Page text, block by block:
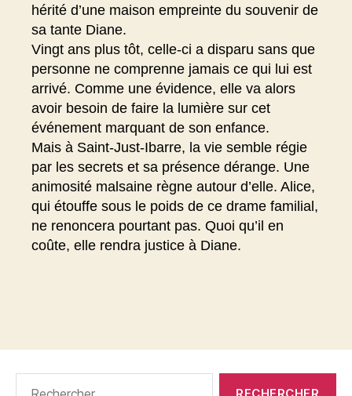
hérité d’une maison empreinte du souvenir de
sa tante Diane.
Vingt ans plus tôt, celle-ci a disparu sans que
personne ne comprenne jamais ce qui lui est
arrivé. Comme une évidence, elle va alors
avoir besoin de faire la lumière sur cet
événement marquant de son enfance.
Mais à Saint-Just-Ibarre, la vie semble régie
par les secrets et sa présence dérange. Une
animosité malsaine règne autour d’elle. Alice,
qui étouffe sous le poids de ce drame familial,
ne renoncera pourtant pas. Quoi qu’il en
coûte, elle rendra justice à Diane.